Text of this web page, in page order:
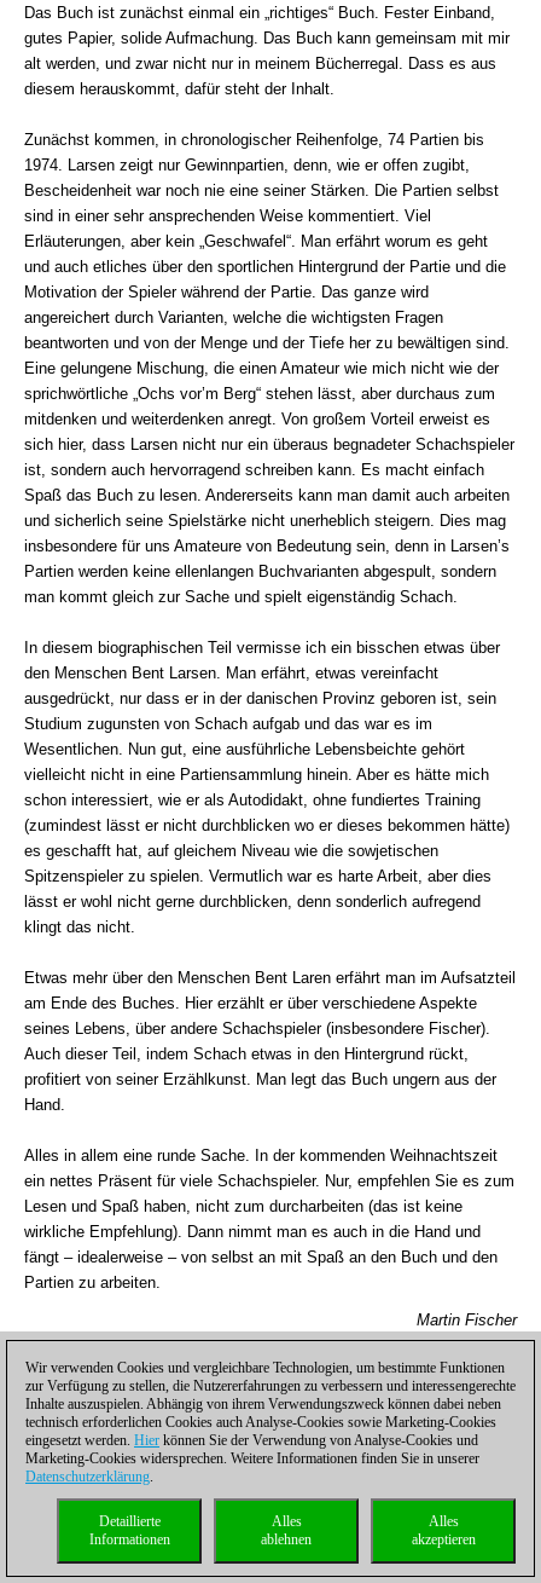
Das Buch ist zunächst einmal ein „richtiges“ Buch. Fester Einband,
gutes Papier, solide Aufmachung. Das Buch kann gemeinsam mit mir
alt werden, und zwar nicht nur in meinem Bücherregal. Dass es aus
diesem herauskommt, dafür steht der Inhalt.
Zunächst kommen, in chronologischer Reihenfolge, 74 Partien bis
1974. Larsen zeigt nur Gewinnpartien, denn, wie er offen zugibt,
Bescheidenheit war noch nie eine seiner Stärken. Die Partien selbst
sind in einer sehr ansprechenden Weise kommentiert. Viel
Erläuterungen, aber kein „Geschwafel“. Man erfährt worum es geht
und auch etliches über den sportlichen Hintergrund der Partie und die
Motivation der Spieler während der Partie. Das ganze wird
angereichert durch Varianten, welche die wichtigsten Fragen
beantworten und von der Menge und der Tiefe her zu bewältigen sind.
Eine gelungene Mischung, die einen Amateur wie mich nicht wie der
sprichwörtliche „Ochs vor’m Berg“ stehen lässt, aber durchaus zum
mitdenken und weiterdenken anregt. Von großem Vorteil erweist es
sich hier, dass Larsen nicht nur ein überaus begnadeter Schachspieler
ist, sondern auch hervorragend schreiben kann. Es macht einfach
Spaß das Buch zu lesen. Andererseits kann man damit auch arbeiten
und sicherlich seine Spielstärke nicht unerheblich steigern. Dies mag
insbesondere für uns Amateure von Bedeutung sein, denn in Larsen’s
Partien werden keine ellenlangen Buchvarianten abgespult, sondern
man kommt gleich zur Sache und spielt eigenständig Schach.
In diesem biographischen Teil vermisse ich ein bisschen etwas über
den Menschen Bent Larsen. Man erfährt, etwas vereinfacht
ausgedrückt, nur dass er in der danischen Provinz geboren ist, sein
Studium zugunsten von Schach aufgab und das war es im
Wesentlichen. Nun gut, eine ausführliche Lebensbeichte gehört
vielleicht nicht in eine Partiensammlung hinein. Aber es hätte mich
schon interessiert, wie er als Autodidakt, ohne fundiertes Training
(zumindest lässt er nicht durchblicken wo er dieses bekommen hätte)
es geschafft hat, auf gleichem Niveau wie die sowjetischen
Spitzenspieler zu spielen. Vermutlich war es harte Arbeit, aber dies
lässt er wohl nicht gerne durchblicken, denn sonderlich aufregend
klingt das nicht.
Etwas mehr über den Menschen Bent Laren erfährt man im Aufsatzteil
am Ende des Buches. Hier erzählt er über verschiedene Aspekte
seines Lebens, über andere Schachspieler (insbesondere Fischer).
Auch dieser Teil, indem Schach etwas in den Hintergrund rückt,
profitiert von seiner Erzählkunst. Man legt das Buch ungern aus der
Hand.
Alles in allem eine runde Sache. In der kommenden Weihnachtszeit
ein nettes Präsent für viele Schachspieler. Nur, empfehlen Sie es zum
Lesen und Spaß haben, nicht zum durcharbeiten (das ist keine
wirkliche Empfehlung). Dann nimmt man es auch in die Hand und
fängt – idealerweise – von selbst an mit Spaß an den Buch und den
Partien zu arbeiten.
Martin Fischer
Bent Larsen: Alle Figuren greifen an
Verlag SchachDepot,328 Seiten, kartoniert, € 29,80
Lehrbuch
Wir verwenden Cookies und vergleichbare Technologien, um bestimmte Funktionen
zur Verfügung zu stellen, die Nutzererfahrungen zu verbessern und interessengerechte
Inhalte auszuspielen. Abhängig von ihrem Verwendungszweck können dabei neben
technisch erforderlichen Cookies auch Analyse-Cookies sowie Marketing-Cookies
eingesetzt werden. Hier können Sie der Verwendung von Analyse-Cookies und
Marketing-Cookies widersprechen. Weitere Informationen finden Sie in unserer
Datenschutzerklärung.
Alles
akzeptieren
Alles
ablehnen
Detaillierte
Informationen